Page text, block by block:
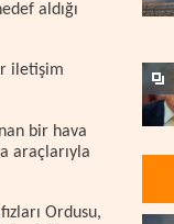
aldığı
iletişim
bir hava
araçlarıyla
Ordusu,